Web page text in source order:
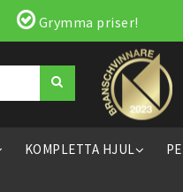
Grymma priser!
KOMPLETTA HJUL